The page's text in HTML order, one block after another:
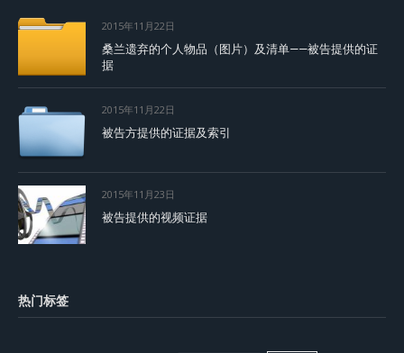
2015年11月22日
桑兰遗弃的个人物品（图片）及清单——被告提供的证
据
2015年11月22日
被告方提供的证据及索引
2015年11月23日
被告提供的视频证据
热门标签